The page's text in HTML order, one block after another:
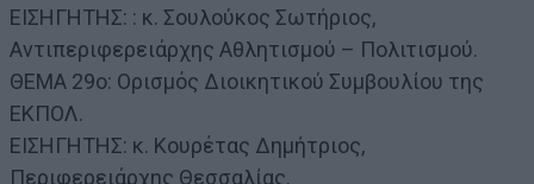
ΕΙΣΗΓΗΤΗΣ: : κ. Σουλούκος Σωτήριος,
Αντιπεριφερειάρχης Αθλητισμού – Πολιτισμού.
ΘΕΜΑ 29ο: Ορισμός Διοικητικού Συμβουλίου της
ΕΚΠΟΛ.
ΕΙΣΗΓΗΤΗΣ: κ. Κουρέτας Δημήτριος,
Περιφερειάρχης Θεσσαλίας.